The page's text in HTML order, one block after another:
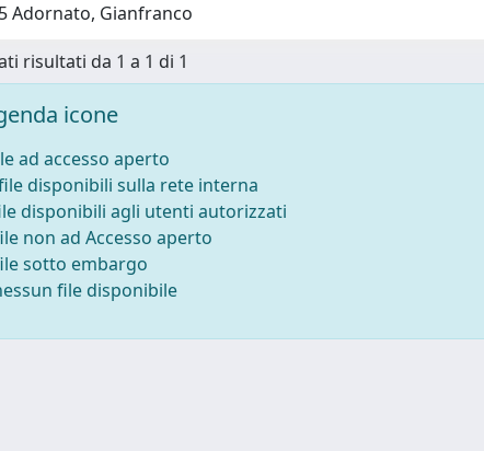
Adornato, Gianfranco
risultati da 1 a 1 di 1
icone
ad accesso aperto
disponibili sulla rete interna
disponibili agli utenti autorizzati
non ad Accesso aperto
sotto embargo
file disponibile